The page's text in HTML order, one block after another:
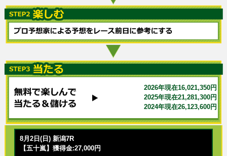
2026年現在16,021,350円
2025年現在21,281,300円
2024年現在26,123,600円
8月2日(日) 新潟7R
【五十嵐】獲得金:27,000円